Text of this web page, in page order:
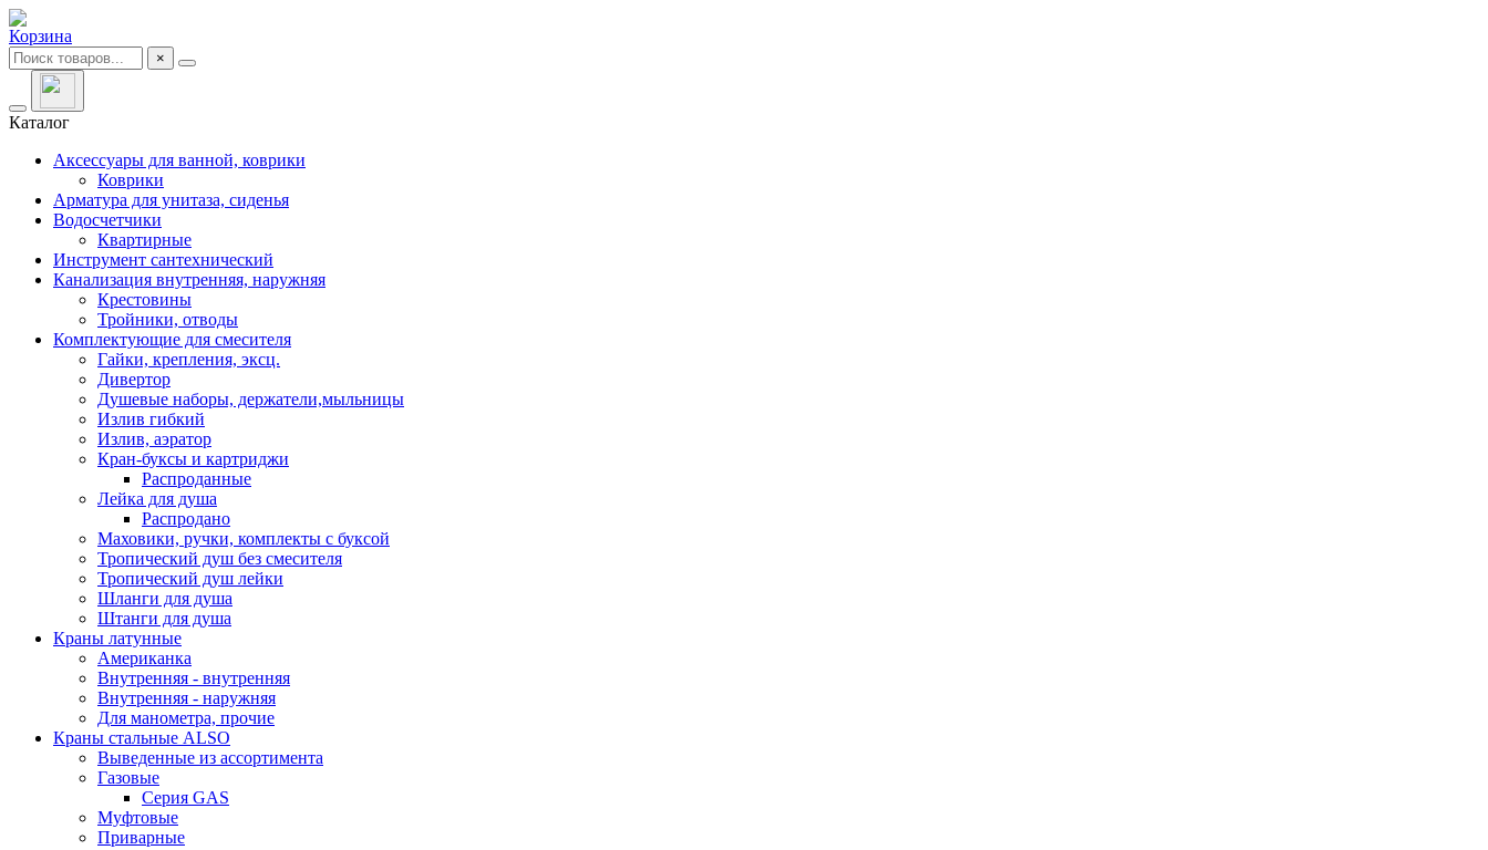
Корзина
×
Каталог
Аксессуары для ванной, коврики
Коврики
Арматура для унитаза, сиденья
Водосчетчики
Квартирные
Инструмент сантехнический
Канализация внутренняя, наружняя
Крестовины
Тройники, отводы
Комплектующие для смесителя
Гайки, крепления, эксц.
Дивертор
Душевые наборы, держатели,мыльницы
Излив гибкий
Излив, аэратор
Кран-буксы и картриджи
Распроданные
Лейка для душа
Распродано
Маховики, ручки, комплекты с буксой
Тропический душ без смесителя
Тропический душ лейки
Шланги для душа
Штанги для душа
Краны латунные
Американка
Внутренняя - внутренняя
Внутренняя - наружняя
Для манометра, прочие
Краны стальные ALSO
Выведенные из ассортимента
Газовые
Серия GAS
Муфтовые
Приварные